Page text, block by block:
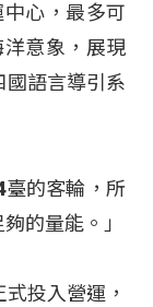
心，最多可
意象，展現
國語言導引系
的客輪，所
夠的量能 。」
投入營運，